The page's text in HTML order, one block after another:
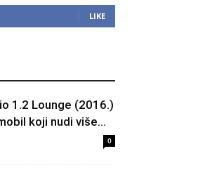
LIKE
1.2 Lounge (2016.)
koji nudi više...
0